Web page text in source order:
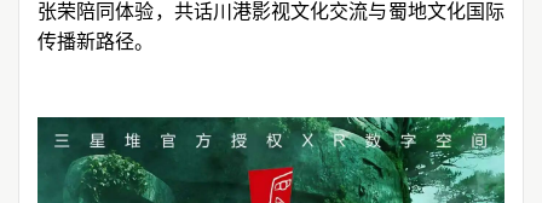
张荣陪同体验，共话川港影视文化交流与蜀地文化国际
传播新路径。